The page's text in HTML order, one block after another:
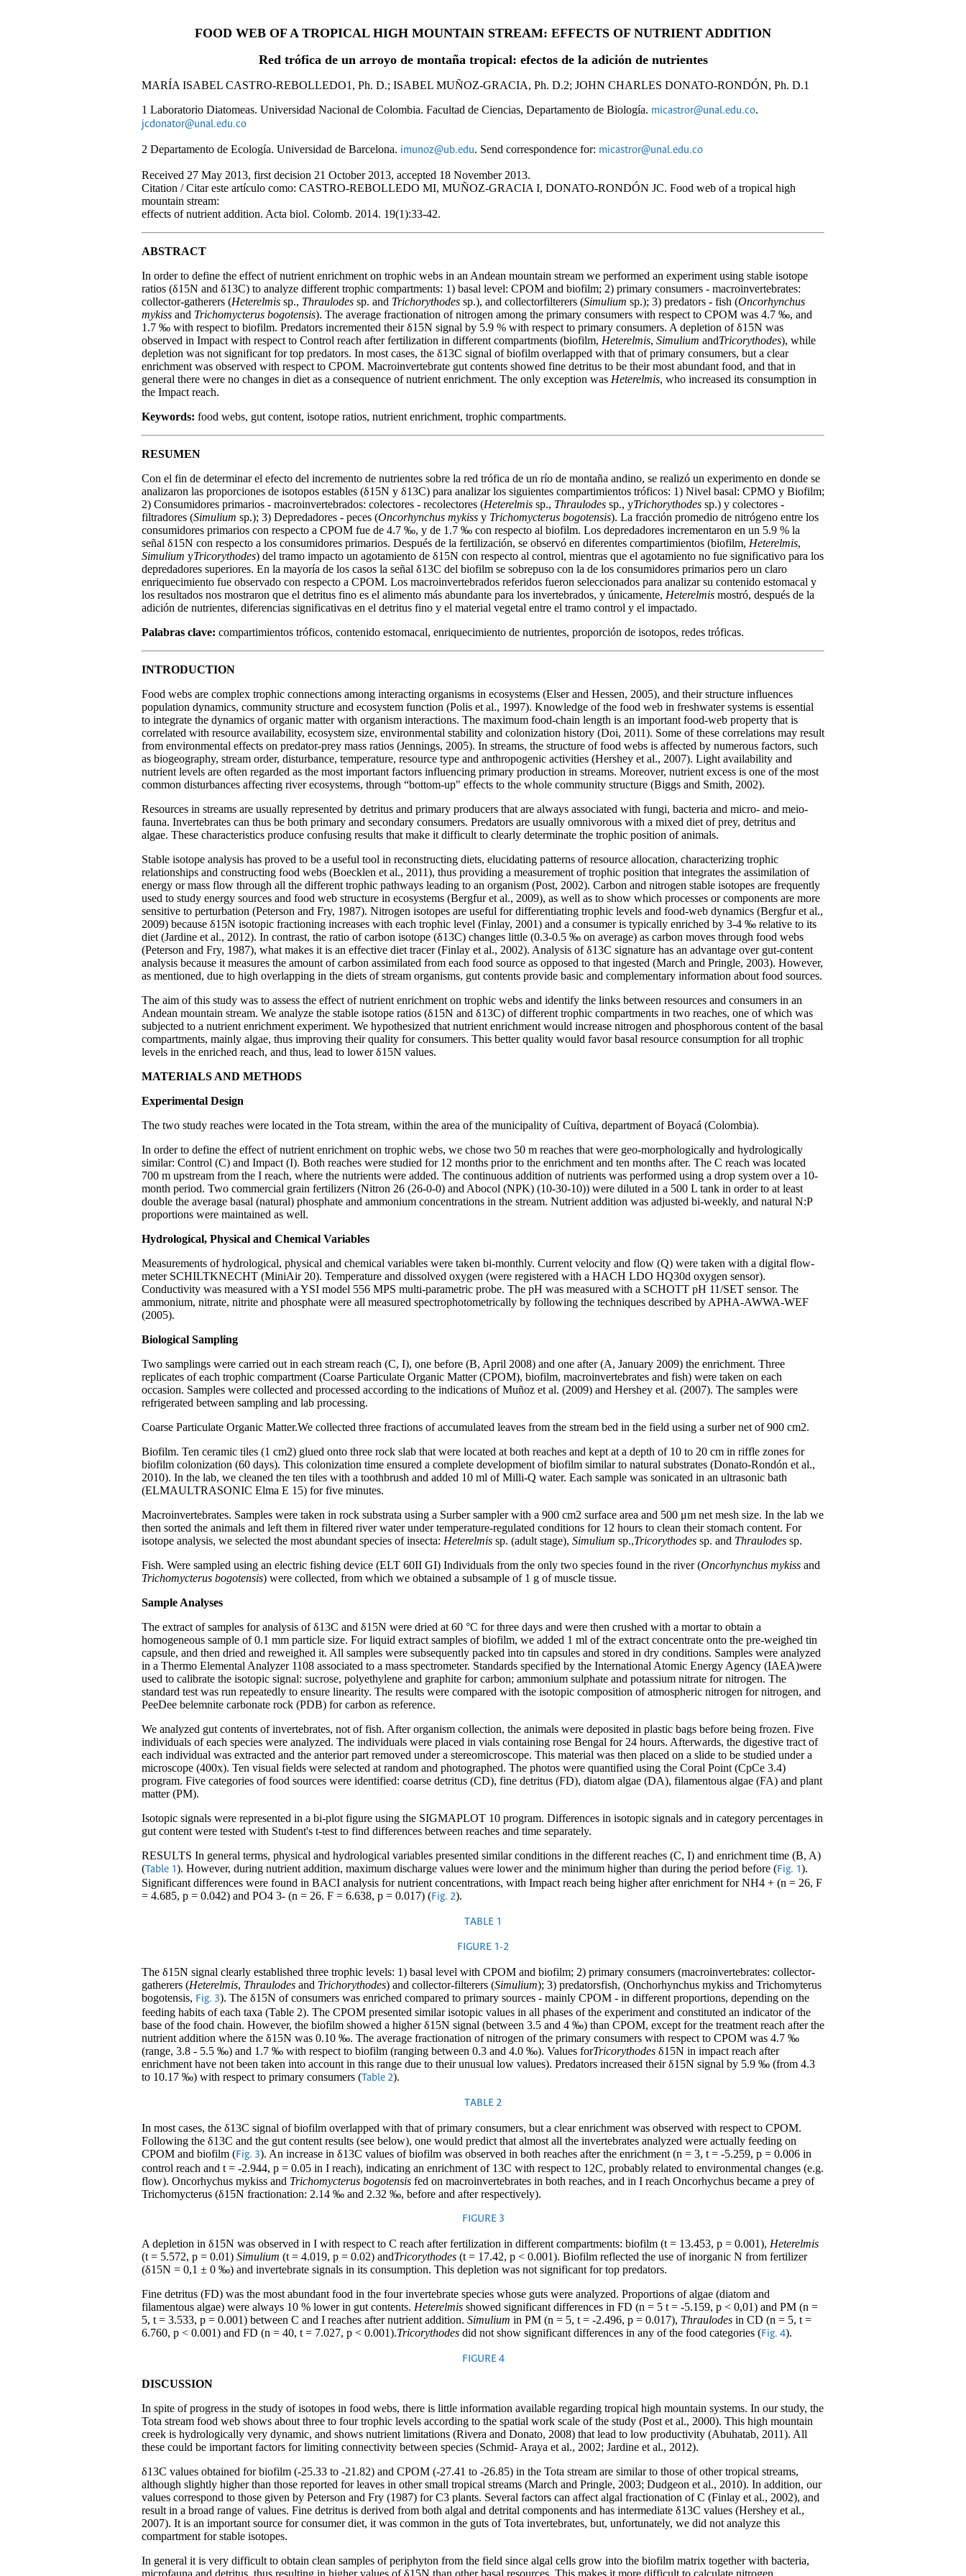
FOOD WEB OF A TROPICAL HIGH MOUNTAIN STREAM: EFFECTS OF NUTRIENT ADDITION
Red trófica de un arroyo de montaña tropical: efectos de la adición de nutrientes
MARÍA ISABEL CASTRO-REBOLLEDO1, Ph. D.; ISABEL MUÑOZ-GRACIA, Ph. D.2; JOHN CHARLES DONATO-RONDÓN, Ph. D.1
1 Laboratorio Diatomeas. Universidad Nacional de Colombia. Facultad de Ciencias, Departamento de Biología. micastror@unal.edu.co.
jcdonator@unal.edu.co
2 Departamento de Ecología. Universidad de Barcelona. imunoz@ub.edu. Send correspondence for: micastror@unal.edu.co
Received 27 May 2013, first decision 21 October 2013, accepted 18 November 2013.
Citation / Citar este artículo como: CASTRO-REBOLLEDO MI, MUÑOZ-GRACIA I, DONATO-RONDÓN JC. Food web of a tropical high
mountain stream:
effects of nutrient addition. Acta biol. Colomb. 2014. 19(1):33-42.
ABSTRACT
In order to define the effect of nutrient enrichment on trophic webs in an Andean mountain stream we performed an experiment using stable isotope
ratios (δ15N and δ13C) to analyze different trophic compartments: 1) basal level: CPOM and biofilm; 2) primary consumers - macroinvertebrates:
collector-gatherers (Heterelmis sp., Thraulodes sp. and Trichorythodes sp.), and collectorfilterers (Simulium sp.); 3) predators - fish (Oncorhynchus
mykiss and Trichomycterus bogotensis). The average fractionation of nitrogen among the primary consumers with respect to CPOM was 4.7 ‰, and
1.7 ‰ with respect to biofilm. Predators incremented their δ15N signal by 5.9 % with respect to primary consumers. A depletion of δ15N was
observed in Impact with respect to Control reach after fertilization in different compartments (biofilm, Heterelmis, Simulium andTricorythodes), while
depletion was not significant for top predators. In most cases, the δ13C signal of biofilm overlapped with that of primary consumers, but a clear
enrichment was observed with respect to CPOM. Macroinvertebrate gut contents showed fine detritus to be their most abundant food, and that in
general there were no changes in diet as a consequence of nutrient enrichment. The only exception was Heterelmis, who increased its consumption in
the Impact reach.
Keywords: food webs, gut content, isotope ratios, nutrient enrichment, trophic compartments.
RESUMEN
Con el fin de determinar el efecto del incremento de nutrientes sobre la red trófica de un río de montaña andino, se realizó un experimento en donde se
analizaron las proporciones de isotopos estables (δ15N y δ13C) para analizar los siguientes compartimientos tróficos: 1) Nivel basal: CPMO y Biofilm;
2) Consumidores primarios - macroinvertebrados: colectores - recolectores (Heterelmis sp., Thraulodes sp., yTrichorythodes sp.) y colectores -
filtradores (Simulium sp.); 3) Depredadores - peces (Oncorhynchus mykiss y Trichomycterus bogotensis). La fracción promedio de nitrógeno entre los
consumidores primarios con respecto a CPOM fue de 4.7 ‰, y de 1.7 ‰ con respecto al biofilm. Los depredadores incrementaron en un 5.9 % la
señal δ15N con respecto a los consumidores primarios. Después de la fertilización, se observó en diferentes compartimientos (biofilm, Heterelmis,
Simulium yTricorythodes) del tramo impacto un agotamiento de δ15N con respecto al control, mientras que el agotamiento no fue significativo para los
depredadores superiores. En la mayoría de los casos la señal δ13C del biofilm se sobrepuso con la de los consumidores primarios pero un claro
enriquecimiento fue observado con respecto a CPOM. Los macroinvertebrados referidos fueron seleccionados para analizar su contenido estomacal y
los resultados nos mostraron que el detritus fino es el alimento más abundante para los invertebrados, y únicamente, Heterelmis mostró, después de la
adición de nutrientes, diferencias significativas en el detritus fino y el material vegetal entre el tramo control y el impactado.
Palabras clave: compartimientos tróficos, contenido estomacal, enriquecimiento de nutrientes, proporción de isotopos, redes tróficas.
INTRODUCTION
Food webs are complex trophic connections among interacting organisms in ecosystems (Elser and Hessen, 2005), and their structure influences
population dynamics, community structure and ecosystem function (Polis et al., 1997). Knowledge of the food web in freshwater systems is essential
to integrate the dynamics of organic matter with organism interactions. The maximum food-chain length is an important food-web property that is
correlated with resource availability, ecosystem size, environmental stability and colonization history (Doi, 2011). Some of these correlations may result
from environmental effects on predator-prey mass ratios (Jennings, 2005). In streams, the structure of food webs is affected by numerous factors, such
as biogeography, stream order, disturbance, temperature, resource type and anthropogenic activities (Hershey et al., 2007). Light availability and
nutrient levels are often regarded as the most important factors influencing primary production in streams. Moreover, nutrient excess is one of the most
common disturbances affecting river ecosystems, through “bottom-up" effects to the whole community structure (Biggs and Smith, 2002).
Resources in streams are usually represented by detritus and primary producers that are always associated with fungi, bacteria and micro- and meio-
fauna. Invertebrates can thus be both primary and secondary consumers. Predators are usually omnivorous with a mixed diet of prey, detritus and
algae. These characteristics produce confusing results that make it difficult to clearly determinate the trophic position of animals.
Stable isotope analysis has proved to be a useful tool in reconstructing diets, elucidating patterns of resource allocation, characterizing trophic
relationships and constructing food webs (Boecklen et al., 2011), thus providing a measurement of trophic position that integrates the assimilation of
energy or mass flow through all the different trophic pathways leading to an organism (Post, 2002). Carbon and nitrogen stable isotopes are frequently
used to study energy sources and food web structure in ecosystems (Bergfur et al., 2009), as well as to show which processes or components are more
sensitive to perturbation (Peterson and Fry, 1987). Nitrogen isotopes are useful for differentiating trophic levels and food-web dynamics (Bergfur et al.,
2009) because δ15N isotopic fractioning increases with each trophic level (Finlay, 2001) and a consumer is typically enriched by 3-4 ‰ relative to its
diet (Jardine et al., 2012). In contrast, the ratio of carbon isotope (δ13C) changes little (0.3-0.5 ‰ on average) as carbon moves through food webs
(Peterson and Fry, 1987), what makes it is an effective diet tracer (Finlay et al., 2002). Analysis of δ13C signature has an advantage over gut-content
analysis because it measures the amount of carbon assimilated from each food source as opposed to that ingested (March and Pringle, 2003). However,
as mentioned, due to high overlapping in the diets of stream organisms, gut contents provide basic and complementary information about food sources.
The aim of this study was to assess the effect of nutrient enrichment on trophic webs and identify the links between resources and consumers in an
Andean mountain stream. We analyze the stable isotope ratios (δ15N and δ13C) of different trophic compartments in two reaches, one of which was
subjected to a nutrient enrichment experiment. We hypothesized that nutrient enrichment would increase nitrogen and phosphorous content of the basal
compartments, mainly algae, thus improving their quality for consumers. This better quality would favor basal resource consumption for all trophic
levels in the enriched reach, and thus, lead to lower δ15N values.
MATERIALS AND METHODS
Experimental Design
The two study reaches were located in the Tota stream, within the area of the municipality of Cuítiva, department of Boyacá (Colombia).
In order to define the effect of nutrient enrichment on trophic webs, we chose two 50 m reaches that were geo-morphologically and hydrologically
similar: Control (C) and Impact (I). Both reaches were studied for 12 months prior to the enrichment and ten months after. The C reach was located
700 m upstream from the I reach, where the nutrients were added. The continuous addition of nutrients was performed using a drop system over a 10-
month period. Two commercial grain fertilizers (Nitron 26 (26-0-0) and Abocol (NPK) (10-30-10)) were diluted in a 500 L tank in order to at least
double the average basal (natural) phosphate and ammonium concentrations in the stream. Nutrient addition was adjusted bi-weekly, and natural N:P
proportions were maintained as well.
Hydrological, Physical and Chemical Variables
Measurements of hydrological, physical and chemical variables were taken bi-monthly. Current velocity and flow (Q) were taken with a digital flow-
meter SCHILTKNECHT (MiniAir 20). Temperature and dissolved oxygen (were registered with a HACH LDO HQ30d oxygen sensor).
Conductivity was measured with a YSI model 556 MPS multi-parametric probe. The pH was measured with a SCHOTT pH 11/SET sensor. The
ammonium, nitrate, nitrite and phosphate were all measured spectrophotometrically by following the techniques described by APHA-AWWA-WEF
(2005).
Biological Sampling
Two samplings were carried out in each stream reach (C, I), one before (B, April 2008) and one after (A, January 2009) the enrichment. Three
replicates of each trophic compartment (Coarse Particulate Organic Matter (CPOM), biofilm, macroinvertebrates and fish) were taken on each
occasion. Samples were collected and processed according to the indications of Muñoz et al. (2009) and Hershey et al. (2007). The samples were
refrigerated between sampling and lab processing.
Coarse Particulate Organic Matter.We collected three fractions of accumulated leaves from the stream bed in the field using a surber net of 900 cm2.
Biofilm. Ten ceramic tiles (1 cm2) glued onto three rock slab that were located at both reaches and kept at a depth of 10 to 20 cm in riffle zones for
biofilm colonization (60 days). This colonization time ensured a complete development of biofilm similar to natural substrates (Donato-Rondón et al.,
2010). In the lab, we cleaned the ten tiles with a toothbrush and added 10 ml of Milli-Q water. Each sample was sonicated in an ultrasonic bath
(ELMAULTRASONIC Elma E 15) for five minutes.
Macroinvertebrates. Samples were taken in rock substrata using a Surber sampler with a 900 cm2 surface area and 500 μm net mesh size. In the lab we
then sorted the animals and left them in filtered river water under temperature-regulated conditions for 12 hours to clean their stomach content. For
isotope analysis, we selected the most abundant species of insecta: Heterelmis sp. (adult stage), Simulium sp.,Tricorythodes sp. and Thraulodes sp.
Fish. Were sampled using an electric fishing device (ELT 60II GI) Individuals from the only two species found in the river (Oncorhynchus mykiss and
Trichomycterus bogotensis) were collected, from which we obtained a subsample of 1 g of muscle tissue.
Sample Analyses
The extract of samples for analysis of δ13C and δ15N were dried at 60 °C for three days and were then crushed with a mortar to obtain a
homogeneous sample of 0.1 mm particle size. For liquid extract samples of biofilm, we added 1 ml of the extract concentrate onto the pre-weighed tin
capsule, and then dried and reweighed it. All samples were subsequently packed into tin capsules and stored in dry conditions. Samples were analyzed
in a Thermo Elemental Analyzer 1108 associated to a mass spectrometer. Standards specified by the International Atomic Energy Agency (IAEA)were
used to calibrate the isotopic signal: sucrose, polyethylene and graphite for carbon; ammonium sulphate and potassium nitrate for nitrogen. The
standard test was run repeatedly to ensure linearity. The results were compared with the isotopic composition of atmospheric nitrogen for nitrogen, and
PeeDee belemnite carbonate rock (PDB) for carbon as reference.
We analyzed gut contents of invertebrates, not of fish. After organism collection, the animals were deposited in plastic bags before being frozen. Five
individuals of each species were analyzed. The individuals were placed in vials containing rose Bengal for 24 hours. Afterwards, the digestive tract of
each individual was extracted and the anterior part removed under a stereomicroscope. This material was then placed on a slide to be studied under a
microscope (400x). Ten visual fields were selected at random and photographed. The photos were quantified using the Coral Point (CpCe 3.4)
program. Five categories of food sources were identified: coarse detritus (CD), fine detritus (FD), diatom algae (DA), filamentous algae (FA) and plant
matter (PM).
Isotopic signals were represented in a bi-plot figure using the SIGMAPLOT 10 program. Differences in isotopic signals and in category percentages in
gut content were tested with Student's t-test to find differences between reaches and time separately.
RESULTS In general terms, physical and hydrological variables presented similar conditions in the different reaches (C, I) and enrichment time (B, A)
(Table 1). However, during nutrient addition, maximum discharge values were lower and the minimum higher than during the period before (Fig. 1).
Significant differences were found in BACI analysis for nutrient concentrations, with Impact reach being higher after enrichment for NH4 + (n = 26, F
= 4.685, p = 0.042) and PO4 3- (n = 26. F = 6.638, p = 0.017) (Fig. 2).
TABLE 1
FIGURE 1-2
The δ15N signal clearly established three trophic levels: 1) basal level with CPOM and biofilm; 2) primary consumers (macroinvertebrates: collector-
gatherers (Heterelmis, Thraulodes and Trichorythodes) and collector-filterers (Simulium); 3) predatorsfish, (Onchorhynchus mykiss and Trichomyterus
bogotensis, Fig. 3). The δ15N of consumers was enriched compared to primary sources - mainly CPOM - in different proportions, depending on the
feeding habits of each taxa (Table 2). The CPOM presented similar isotopic values in all phases of the experiment and constituted an indicator of the
base of the food chain. However, the biofilm showed a higher δ15N signal (between 3.5 and 4 ‰) than CPOM, except for the treatment reach after the
nutrient addition where the δ15N was 0.10 ‰. The average fractionation of nitrogen of the primary consumers with respect to CPOM was 4.7 ‰
(range, 3.8 - 5.5 ‰) and 1.7 ‰ with respect to biofilm (ranging between 0.3 and 4.0 ‰). Values forTricorythodes δ15N in impact reach after
enrichment have not been taken into account in this range due to their unusual low values). Predators increased their δ15N signal by 5.9 ‰ (from 4.3
to 10.17 ‰) with respect to primary consumers (Table 2).
TABLE 2
In most cases, the δ13C signal of biofilm overlapped with that of primary consumers, but a clear enrichment was observed with respect to CPOM.
Following the δ13C and the gut content results (see below), one would predict that almost all the invertebrates analyzed were actually feeding on
CPOM and biofilm (Fig. 3). An increase in δ13C values of biofilm was observed in both reaches after the enrichment (n = 3, t = -5.259, p = 0.006 in
control reach and t = -2.944, p = 0.05 in I reach), indicating an enrichment of 13C with respect to 12C, probably related to environmental changes (e.g.
flow). Oncorhychus mykiss and Trichomycterus bogotensis fed on macroinvertebrates in both reaches, and in I reach Oncorhychus became a prey of
Trichomycterus (δ15N fractionation: 2.14 ‰ and 2.32 ‰, before and after respectively).
FIGURE 3
A depletion in δ15N was observed in I with respect to C reach after fertilization in different compartments: biofilm (t = 13.453, p = 0.001), Heterelmis
(t = 5.572, p = 0.01) Simulium (t = 4.019, p = 0.02) andTricorythodes (t = 17.42, p < 0.001). Biofilm reflected the use of inorganic N from fertilizer
(δ15N = 0,1 ± 0 ‰) and invertebrate signals in its consumption. This depletion was not significant for top predators.
Fine detritus (FD) was the most abundant food in the four invertebrate species whose guts were analyzed. Proportions of algae (diatom and
filamentous algae) were always 10 % lower in gut contents. Heterelmis showed significant differences in FD (n = 5 t = -5.159, p < 0,01) and PM (n =
5, t = 3.533, p = 0.001) between C and I reaches after nutrient addition. Simulium in PM (n = 5, t = -2.496, p = 0.017), Thraulodes in CD (n = 5, t =
6.760, p < 0.001) and FD (n = 40, t = 7.027, p < 0.001).Tricorythodes did not show significant differences in any of the food categories (Fig. 4).
FIGURE 4
DISCUSSION
In spite of progress in the study of isotopes in food webs, there is little information available regarding tropical high mountain systems. In our study, the
Tota stream food web shows about three to four trophic levels according to the spatial work scale of the study (Post et al., 2000). This high mountain
creek is hydrologically very dynamic, and shows nutrient limitations (Rivera and Donato, 2008) that lead to low productivity (Abuhatab, 2011). All
these could be important factors for limiting connectivity between species (Schmid- Araya et al., 2002; Jardine et al., 2012).
δ13C values obtained for biofilm (-25.33 to -21.82) and CPOM (-27.41 to -26.85) in the Tota stream are similar to those of other tropical streams,
although slightly higher than those reported for leaves in other small tropical streams (March and Pringle, 2003; Dudgeon et al., 2010). In addition, our
values correspond to those given by Peterson and Fry (1987) for C3 plants. Several factors can affect algal fractionation of C (Finlay et al., 2002), and
result in a broad range of values. Fine detritus is derived from both algal and detrital components and has intermediate δ13C values (Hershey et al.,
2007). It is an important source for consumer diet, it was common in the guts of Tota invertebrates, but, unfortunately, we did not analyze this
compartment for stable isotopes.
In general it is very difficult to obtain clean samples of periphyton from the field since algal cells grow into the biofilm matrix together with bacteria,
microfauna and detritus, thus resulting in higher values of δ15N than other basal resources. This makes it more difficult to calculate nitrogen